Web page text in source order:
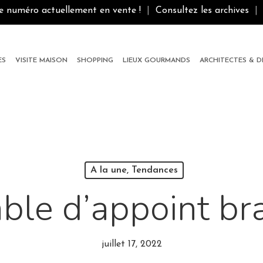
numéro actuellement en vente ! Consultez les archives
VISITE MAISON SHOPPING LIEUX GOURMANDS ARCHITECTES &
A la une, Tendances
d’appoint
juillet 17, 2022